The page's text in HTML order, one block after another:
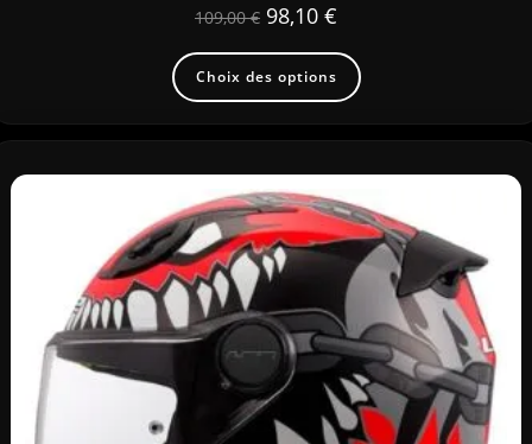
109,00€ 98,10 €
Choix des options